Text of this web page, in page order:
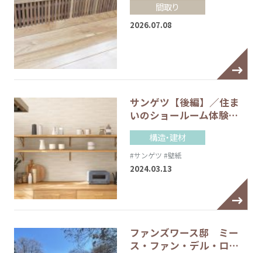
間取り
2026.07.08
サンゲツ【後編】／住ま
いのショールーム体験…
構造・建材
#サンゲツ #壁紙
2024.03.13
ファンズワース邸 ミー
ス・ファン・デル・ロ…